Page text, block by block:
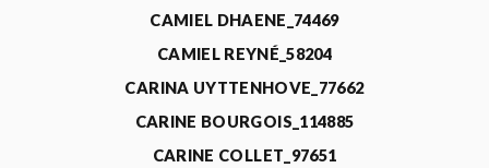
CAMIEL DHAENE_74469
CAMIEL REYNÉ_58204
CARINA UYTTENHOVE_77662
CARINE BOURGOIS_114885
CARINE COLLET_97651